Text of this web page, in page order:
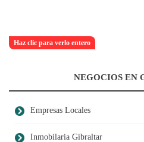
Haz clic para verlo entero
NEGOCIOS EN
Empresas Locales
Inmobilaria Gibraltar